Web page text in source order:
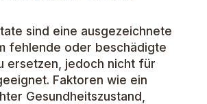
sind eine ausgezeichnete
fehlende oder beschädigte
ersetzen, jedoch nicht für
Faktoren wie ein
Gesundheitszustand,